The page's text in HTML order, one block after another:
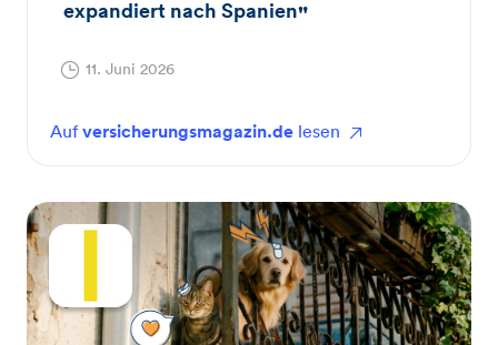
expandiert nach Spanien
11. Juni 2026
Aufversicherungsmagazin.de lesen